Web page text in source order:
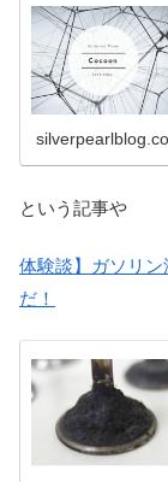
という記事や
体験談】ガソリ
だ！